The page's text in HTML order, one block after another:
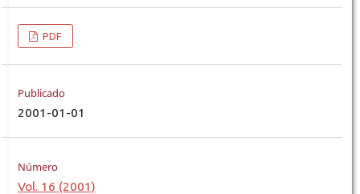
PDF
Publicado
2001-01-01
Número
Vol. 16 (2001)